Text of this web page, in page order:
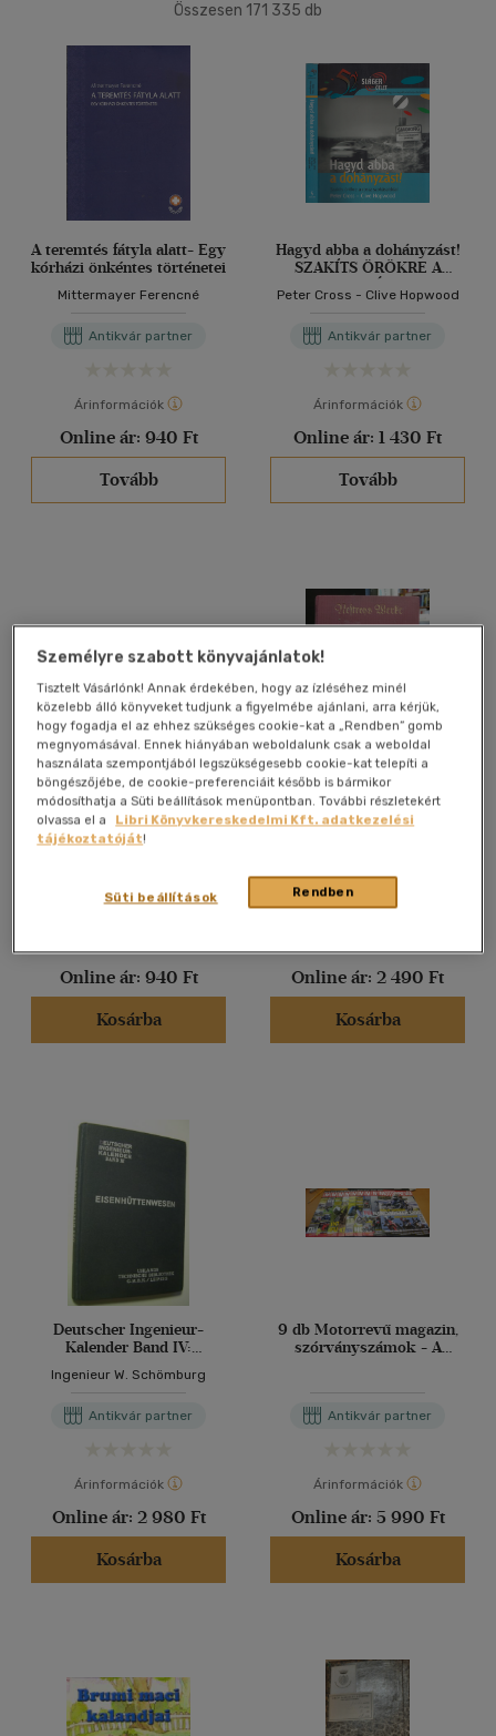
(2)
mind(493)
Ifjúsági(83)
6 -10 év(20)
Gyermek és ifjúsági
Felnőtt(636)
Nyelv szerint
Angol-német-francia-
Héber (1)
Holland(145)
Latin(258)
Latin (1)
több nyelv megjelenítése
Vélemény szerint
(1)
Összesen 171 335 db
A teremtés fátyla alatt- Egy
kórházi önkéntes történetei
Mittermayer Ferencné
Antikvár partner
Árinformációk
Online ár: 940 Ft
Tovább
Hagyd abba a dohányzást!
SZAKÍTS ÖRÖKRE A
52 Sláger ötlet
Peter Cross - Clive Hopwood
Antikvár partner
Árinformációk
Online ár: 1 430 Ft
Tovább
Morgens um sieben ist die
Welt noch in Ordnung +
Wenn süß das Mondlicht
auf den Hügeln schläft. ( 2
Online ár: 940 Ft
Kosárba
Nestroys werke - auswahl
in zwei teilen - erster teil
volksstücke und possen -
sittenstücke (gótbetűs)
Antikvár partner
Online ár: 2 490 Ft
Kosárba
Deutscher Ingenieur-
Kalender Band IV:
Ingenieur W. Schömburg
Antikvár partner
Árinformációk
Online ár: 2 980 Ft
Kosárba
9 db Motorrevű magazin,
szórványszámok - A
Antikvár partner
Árinformációk
Online ár: 5 990 Ft
Kosárba
Személyre szabott könyvajánlatok!
Tisztelt Vásárlónk! Annak érdekében, hogy az ízléséhez minél
közelebb álló könyveket tudjunk a figyelmébe ajánlani, arra kérjük,
hogy fogadja el az ehhez szükséges cookie-kat a „Rendben” gomb
megnyomásával. Ennek hiányában weboldalunk csak a weboldal
használata szempontjából legszükségesebb cookie-kat telepíti a
böngészőjébe, de cookie-preferenciáit később is bármikor
módosíthatja a Süti beállítások menüpontban. További részletekért
olvassa el a
Libri Könyvkereskedelmi Kft. adatkezelési
tájékoztatóját!
Rendben
Süti beállítások